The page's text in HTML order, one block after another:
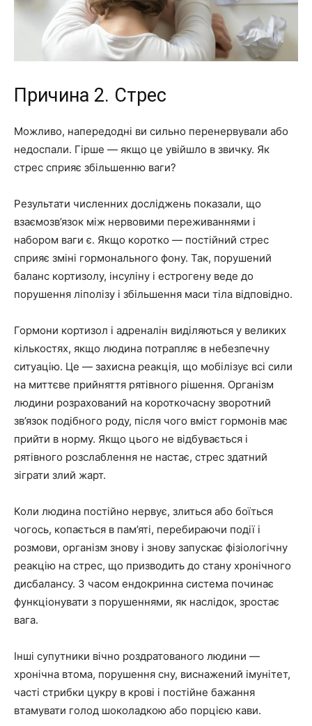
Причина 2. Стрес
Можливо, напередодні ви сильно перенервували або
недоспали. Гірше — якщо це увійшло в звичку. Як
стрес сприяє збільшенню ваги?
Результати численних досліджень показали, що
взаємозв’язок між нервовими переживаннями і
набором ваги є. Якщо коротко — постійний стрес
сприяє зміні гормонального фону. Так, порушений
баланс кортизолу, інсуліну і естрогену веде до
порушення ліполізу і збільшення маси тіла відповідно.
Гормони кортизол і адреналін виділяються у великих
кількостях, якщо людина потрапляє в небезпечну
ситуацію. Це — захисна реакція, що мобілізує всі сили
на миттєве прийняття рятівного рішення. Організм
людини розрахований на короткочасну зворотний
зв’язок подібного роду, після чого вміст гормонів має
прийти в норму. Якщо цього не відбувається і
рятівного розслаблення не настає, стрес здатний
зіграти злий жарт.
Коли людина постійно нервує, злиться або боїться
чогось, копається в пам’яті, перебираючи події і
розмови, організм знову і знову запускає фізіологічну
реакцію на стрес, що призводить до стану хронічного
дисбалансу. З часом ендокринна система починає
функціонувати з порушеннями, як наслідок, зростає
вага.
Інші супутники вічно роздратованого людини —
хронічна втома, порушення сну, виснажений імунітет,
часті стрибки цукру в крові і постійне бажання
втамувати голод шоколадкою або порцією кави.